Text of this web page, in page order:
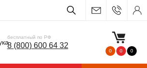
бесплатный по РФ
8 (800) 600 64 32
0 0 0